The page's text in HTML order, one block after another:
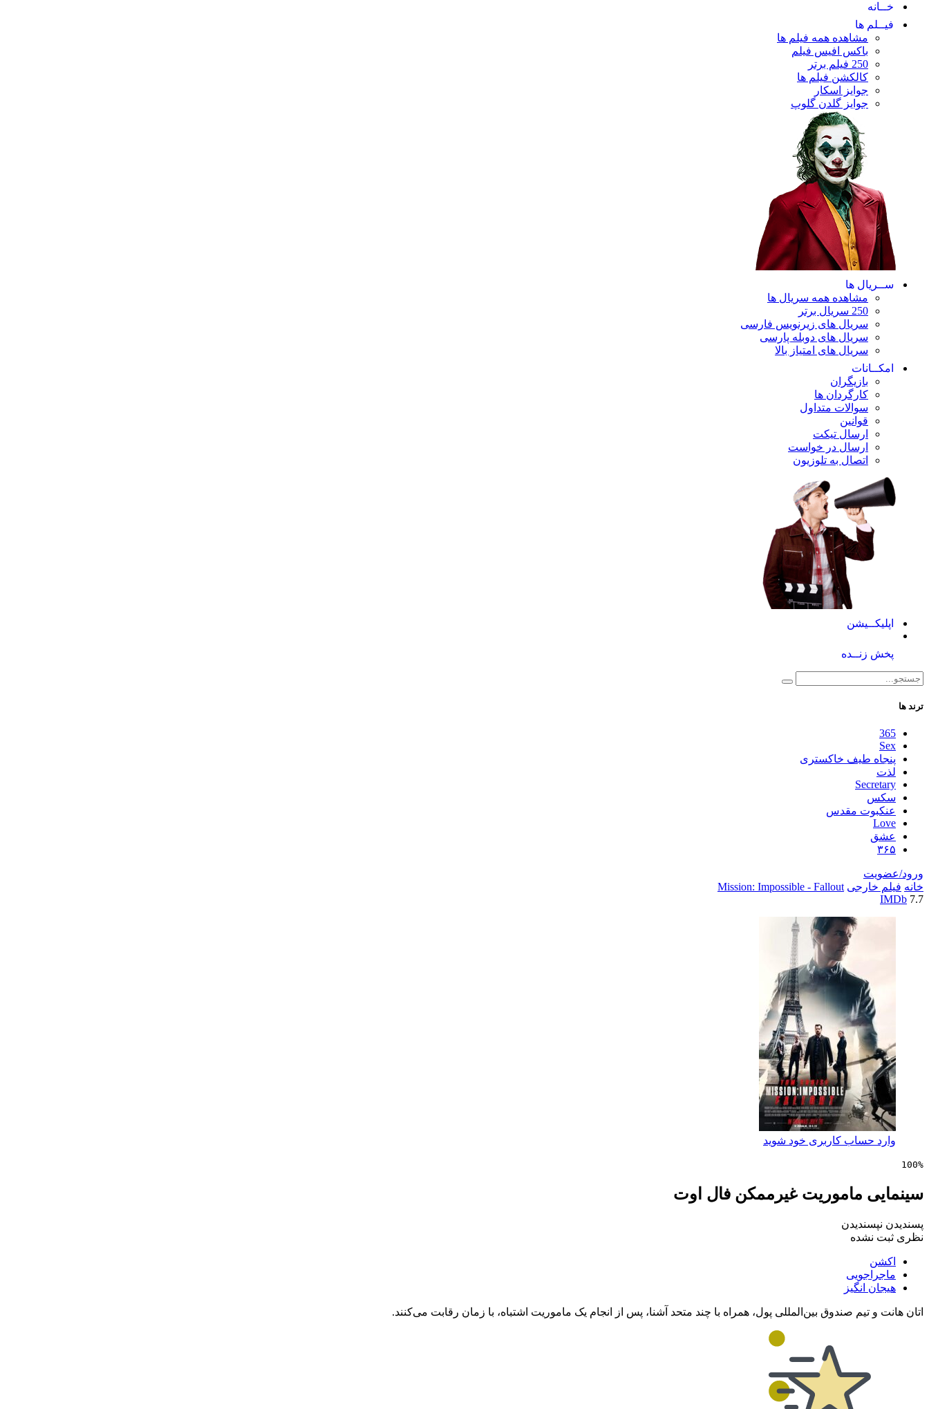
خــانه
فیــلم ها
مشاهده همه فیلم ها
باکس افیس فیلم
250 فیلم برتر
کالکشن فیلم ها
جوایز اسکار
جوایز گلدن گلوپ
ســریال ها
مشاهده همه سریال ها
250 سریال برتر
سریال های زیرنویس فارسی
سریال های دوبله پارسی
سریال های امتیاز بالا
امکــانات
بازیگران
کارگردان ها
سوالات متداول
قوانین
ارسال تیکت
ارسال در خواست
اتصال به تلوزیون
اپلیکــیشن
پخش زنــده
ترند ها
365
Sex
پنجاه طیف خاکستری
لذت
Secretary
سکس
عنکبوت مقدس
Love
عشق
۳۶۵
ورود/عضویت
خانه فیلم خارجی Mission: Impossible - Fallout
IMDb 7.7
وارد حساب کاربری خود شوید
100%
سینمایی ماموریت غیرممکن فال اوت
پسندیدن نپسندیدن
نظری ثبت نشده
اکشن
ماجراجویی
هیجان انگیز
اتان هانت و تیم صندوق بین‌المللی پول، همراه با چند متحد آشنا، پس از انجام یک ماموریت اشتباه، با زمان رقابت می‌کنند.